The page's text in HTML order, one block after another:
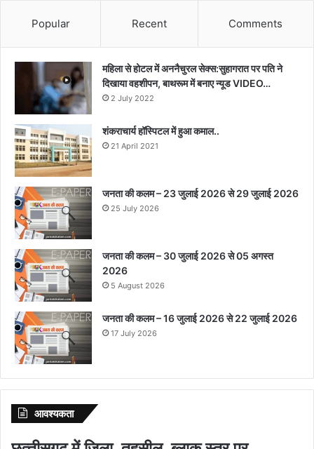
Popular Recent Comments
महिला से होटल में अननैचुरल सेक्स:सुहागरात पर पति ने
दिखाया वहशीपन, बाथरूम में बनाए न्यूड VIDEO…
2 July 2022
शंकराचार्य हॉस्पिटल में हुआ कमाल..
21 April 2021
जनता की कलम – 23 जुलाई 2026 से 29 जुलाई 2026
25 July 2026
जनता की कलम – 30 जुलाई 2026 से 05 अगस्त
2026
5 August 2026
जनता की कलम – 16 जुलाई 2026 से 22 जुलाई 2026
17 July 2026
आवश्‍यकता